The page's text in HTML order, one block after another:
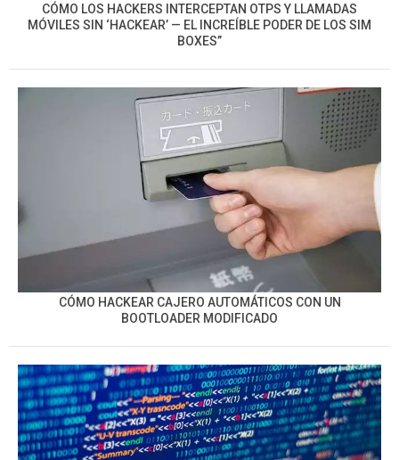
CÓMO LOS HACKERS INTERCEPTAN OTPS Y LLAMADAS
MÓVILES SIN ‘HACKEAR’ — EL INCREÍBLE PODER DE LOS SIM
BOXES”
CÓMO HACKEAR CAJERO AUTOMÁTICOS CON UN
BOOTLOADER MODIFICADO